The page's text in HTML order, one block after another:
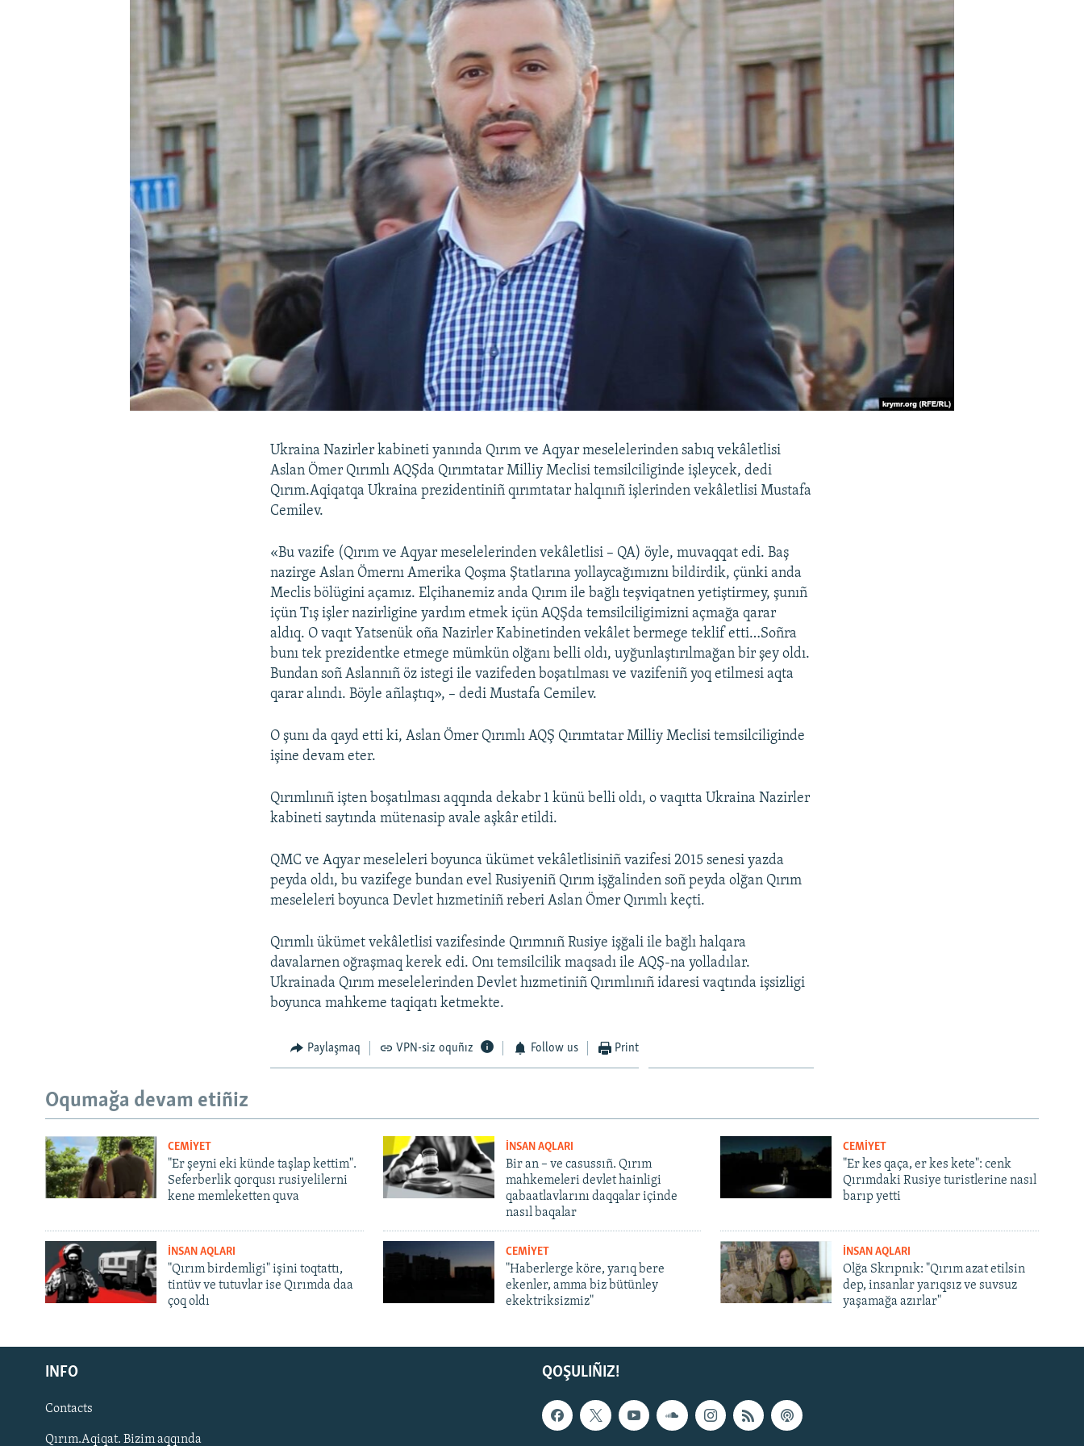
Русский
Українською
QOŞULIÑIZ!
Ukraina Nazirler kabineti yanında Qırım ve Aqyar meselelerinden sabıq vekâletlisi
Aslan Ömer Qırımlı AQŞda Qırımtatar Milliy Meclisi temsilciliginde işleycek, dedi
Qırım.Aqiqatqa Ukraina prezidentiniñ qırımtatar halqınıñ işlerinden vekâletlisi Mustafa
Cemilev.
«Bu vazife (Qırım ve Aqyar meselelerinden vekâletlisi – QA) öyle, muvaqqat edi. Baş
nazirge Aslan Ömernı Amerika Qoşma Ştatlarına yollaycağımıznı bildirdik, çünki anda
Meclis bölügini açamız. Elçihanemiz anda Qırım ile bağlı teşviqatnen yetiştirmey, şunıñ
içün Tış işler nazirligine yardım etmek içün AQŞda temsilciligimizni açmağa qarar
aldıq. O vaqıt Yatsenük oña Nazirler Kabinetinden vekâlet bermege teklif etti…Soñra
bunı tek prezidentke etmege mümkün olğanı belli oldı, uyğunlaştırılmağan bir şey oldı.
Bundan soñ Aslannıñ öz istegi ile vazifeden boşatılması ve vazifeniñ yoq etilmesi aqta
qarar alındı. Böyle añlaştıq», – dedi Mustafa Cemilev.
O şunı da qayd etti ki, Aslan Ömer Qırımlı AQŞ Qırımtatar Milliy Meclisi temsilciliginde
işine devam eter.
Qırımlınıñ işten boşatılması aqqında dekabr 1 künü belli oldı, o vaqıtta Ukraina Nazirler
kabineti saytında mütenasip avale aşkâr etildi.
QMC ve Aqyar meseleleri boyunca ükümet vekâletlisiniñ vazifesi 2015 senesi yazda
peyda oldı, bu vazifege bundan evel Rusiyeniñ Qırım işğalinden soñ peyda olğan Qırım
meseleleri boyunca Devlet hızmetiniñ reberi Aslan Ömer Qırımlı keçti.
Qırımlı ükümet vekâletlisi vazifesinde Qırımnıñ Rusiye işğali ile bağlı halqara
davalarnen oğraşmaq kerek edi. Onı temsilcilik maqsadı ile AQŞ-na yolladılar.
Ukrainada Qırım meselelerinden Devlet hızmetiniñ Qırımlınıñ idaresi vaqtında işsizligi
boyunca mahkeme taqiqatı ketmekte.
Paylaşmaq VPN-siz oquñız Follow us Print
Oqumağa devam etiñiz
CEMİYET
"Er şeyni eki künde taşlap kettim".
Seferberlik qorqusı rusiyelilerni
kene memleketten quva
İNSAN AQLARI
Bir an – ve casussıñ. Qırım
mahkemeleri devlet hainligi
qabaatlavlarını daqqalar içinde
nasıl baqalar
CEMİYET
"Er kes qaça, er kes kete": cenk
Qırımdaki Rusiye turistlerine nasıl
barıp yetti
İNSAN AQLARI
"Qırım birdemligi" işini toqtattı,
tintüv ve tutuvlar ise Qırımda daa
çoq oldı
CEMİYET
"Haberlerge köre, yarıq bere
ekenler, amma biz bütünley
ekektriksizmiz"
İNSAN AQLARI
Olğa Skrıpnık: "Qırım azat etilsin
dep, insanlar yarıqsız ve suvsuz
yaşamağa azırlar"
QOŞULIÑIZ!
INFO
Contacts
Qırım.Aqiqat. Bizim aqqında